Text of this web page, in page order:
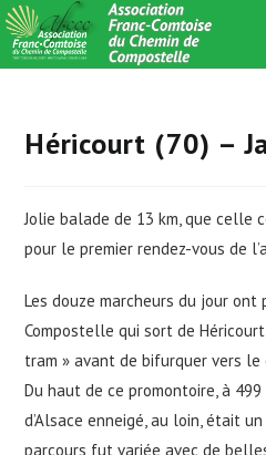
Skip
to
content
Héricourt (70) –
Jolie balade de 13 km, que celle
pour le premier rendez-vous de
Les douze marcheurs du jour ont
Compostelle qui sort de
tram » avant de bifurquer vers
Du haut de ce promontoire, à
d’Alsace enneigé, au loin, était
parcours fut variée avec de